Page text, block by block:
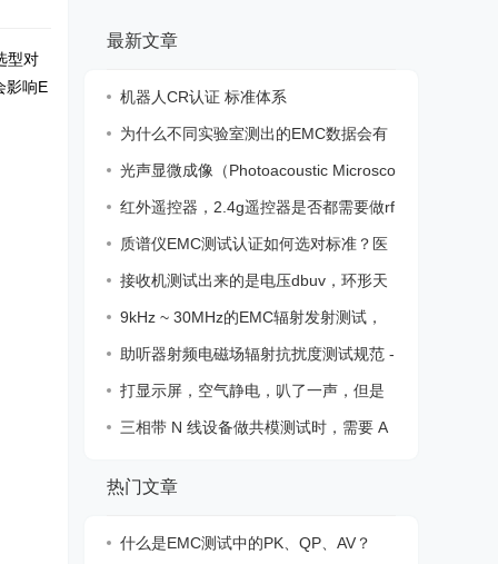
型对
影响E
最新文章
机器人CR认证 标准体系
为什么不同实验室测出的EMC数据会有
差异？
光声显微成像（Photoacoustic Microsco
py，
红外遥控器，2.4g遥控器是否都需要做rf
认证质谱仪EMC测试认证如何选对标准？医
疗器械
接收机测试出来的是电压dbuv，环形天
线测试
9kHz ~ 30MHz的EMC辐射发射测试，
我们应该
助听器射频电磁场辐射抗扰度测试规范 -
IRI打显示屏，空气静电，叭了一声，但是
不影响
三相带 N 线设备做共模测试时，需要 A
热门文章
什么是EMC测试中的PK、QP、AV？